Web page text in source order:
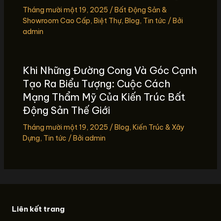
Tháng mười một 19, 2025 / Bất Động Sản &
Showroom Cao Cấp, Biệt Thự, Blog, Tin tức / Bởi
admin
Khi Những Đường Cong Và Góc Cạnh
Tạo Ra Biểu Tượng: Cuộc Cách
Mạng Thẩm Mỹ Của Kiến Trúc Bất
Động Sản Thế Giới
Tháng mười một 19, 2025 / Blog, Kiến Trúc & Xây
Dựng, Tin tức / Bởi admin
Liên kết trang